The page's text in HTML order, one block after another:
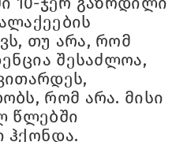
თუ არა, რომ
შესაძლოა,
რომ არა. მისი
წლებში
ჰქონდა.